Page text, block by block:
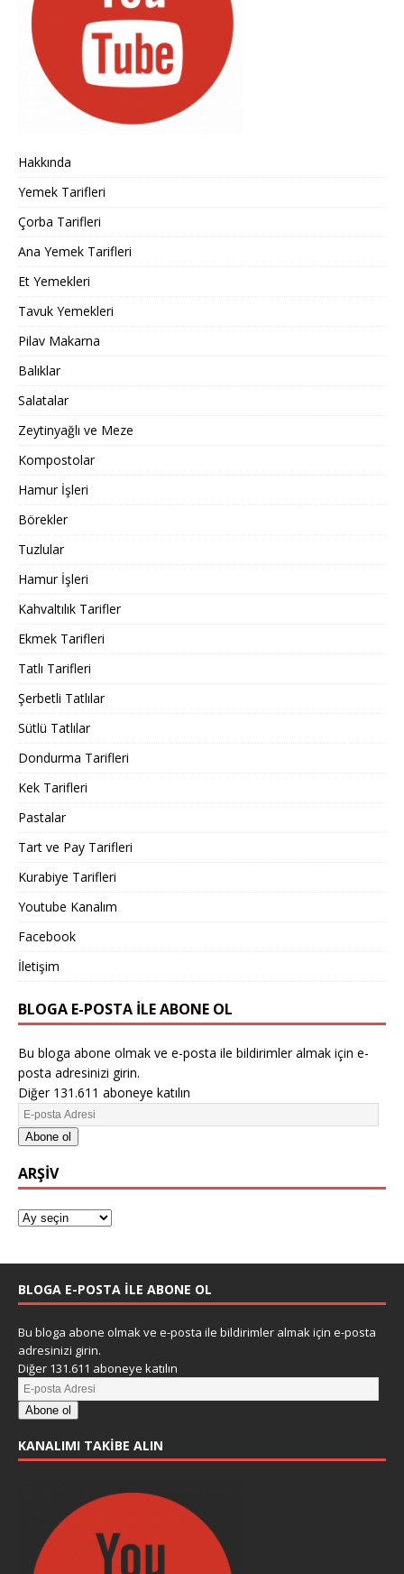
Hakkında
Yemek Tarifleri
Çorba Tarifleri
Ana Yemek Tarifleri
Et Yemekleri
Tavuk Yemekleri
Pilav Makarna
Balıklar
Salatalar
Zeytinyağlı ve Meze
Kompostolar
Hamur İşleri
Börekler
Tuzlular
Hamur İşleri
Kahvaltılık Tarifler
Ekmek Tarifleri
Tatlı Tarifleri
Şerbetli Tatlılar
Sütlü Tatlılar
Dondurma Tarifleri
Kek Tarifleri
Pastalar
Tart ve Pay Tarifleri
Kurabiye Tarifleri
Youtube Kanalım
Facebook
İletişim
BLOGA E-POSTA ILE ABONE OL
Bu bloga abone olmak ve e-posta ile bildirimler almak için e-
posta adresinizi girin.
Diğer 131.611 aboneye katılın
Abone ol
ARŞIV
BLOGA E-POSTA ILE ABONE OL
Bu bloga abone olmak ve e-posta ile bildirimler almak için e-posta
adresinizi girin.
Diğer 131.611 aboneye katılın
Abone ol
KANALIMI TAKIBE ALIN